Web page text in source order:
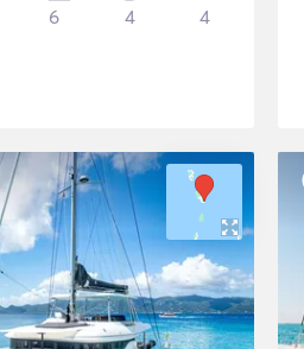
6 4 4